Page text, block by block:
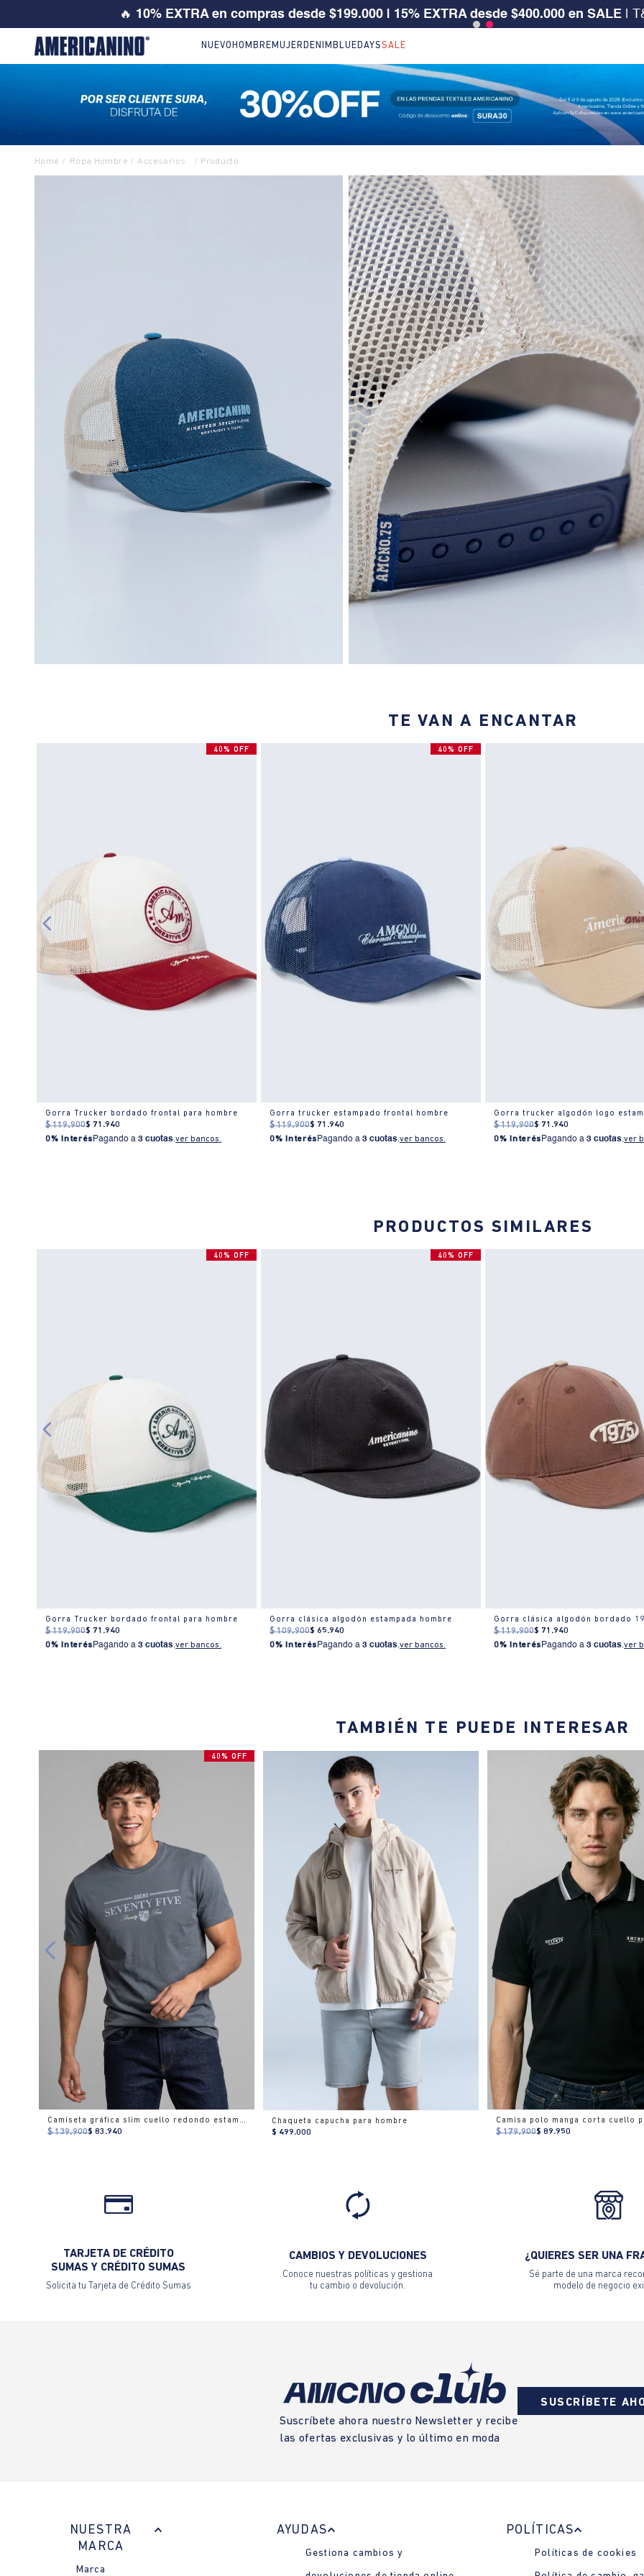
💙 SI ERES CLIENTE SURA, TIENES 30% OFF | Código: SURA30
NUEVO HOMBRE MUJER DENIM BLUEDAYSSALE
Ropa Hombre Accesorios
TE VAN A ENCANTAR
40% OFF
Gorra Trucker bordado frontal para hombre
$ 119.900$ 71 .940
0% InterésPagando a3 cuotas.ver bancos.
40% OFF
Gorra trucker estampado frontal hombre
$ 119.900$ 71 .940
0% InterésPagando a3 cuotas.ver bancos.
Gorra trucker algodón logo
$ 119.900$ 71 .940
0% InterésPagando a3 cuotas.ver
PRODUCTOS SIMILARES
40% OFF
Gorra Trucker bordado frontal para hombre
$ 119.900$ 71 .940
0% InterésPagando a3 cuotas.ver bancos.
40% OFF
Gorra clásica algodón estampada hombre
$ 109.900$ 65.940
0% InterésPagando a3 cuotas.ver bancos.
Gorra clásica algodón bordado
$ 119.900$ 71 .940
0% InterésPagando a3 cuotas.ver
TAMBIÉN TE PUEDE INTERESAR
40% OFF
Camiseta gráfica slim cuello redondo estampado
$ 139.900$ 83.940
Chaqueta capucha para hombre
$ 499.000 $ 179.900$ 89.950
TARJETA DE CRÉDITO
SUMAS Y CRÉDITO SUMAS
Solicita tu Tarjeta de Crédito Sumas
CAMBIOS Y DEVOLUCIONES
Conoce nuestras políticas y gestiona
tu cambio o devolución.
¿QUIERES SER UNA
Sé parte de una marca
modelo de negocio
Suscríbete ahora nuestro Newsletter y recibe
las ofertas exclusivas y lo último en moda
SUSCRÍBETE
NUESTRA
MARCA
Marca
AYUDAS
Gestiona cambios y
POLÍTICAS
Políticas de cookies